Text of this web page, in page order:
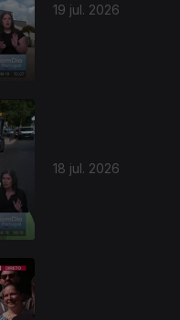
19 jul. 2026
18 jul. 2026